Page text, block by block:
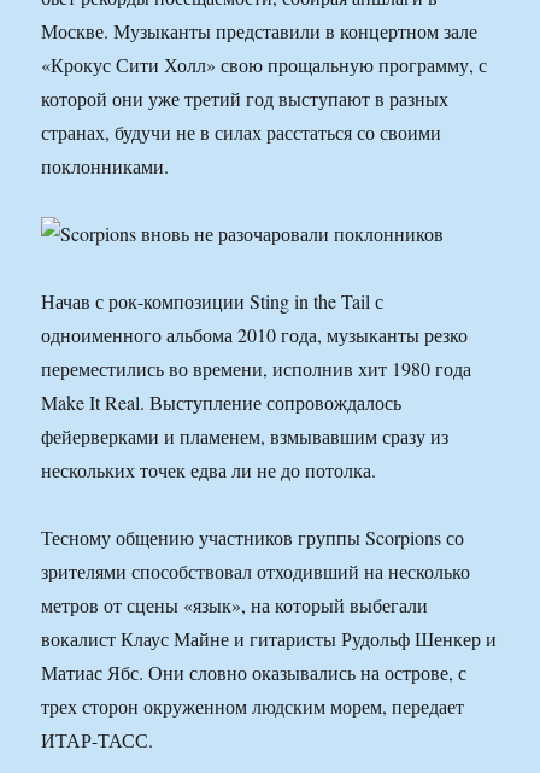
Москве. Музыканты представили в концертном зале
«Крокус Сити Холл» свою прощальную программу, с
которой они уже третий год выступают в разных
странах, будучи не в силах расстаться со своими
поклонниками.
Начав с рок-композиции Sting in the Tail с
одноименного альбома 2010 года, музыканты резко
переместились во времени, исполнив хит 1980 года
Make It Real. Выступление сопровождалось
фейерверками и пламенем, взмывавшим сразу из
нескольких точек едва ли не до потолка.
Тесному общению участников группы Scorpions со
зрителями способствовал отходивший на несколько
метров от сцены «язык», на который выбегали
вокалист Клаус Майне и гитаристы Рудольф Шенкер и
Матиас Ябс. Они словно оказывались на острове, с
трех сторон окруженном людским морем, передает
ИТАР-ТАСС.